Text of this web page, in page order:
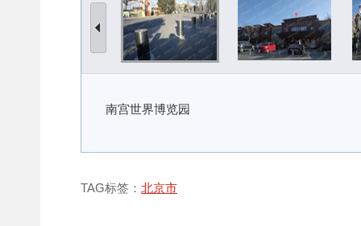
南宫世界博览园
TAG标签： 北京市